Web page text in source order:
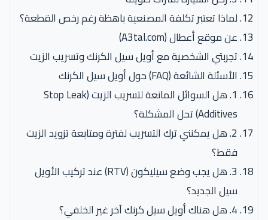
لماذا تعتبر تكلفة المصنعية باهظة رغم رخص القطعة؟
عن موقع أعطال (A3tal.com)
تجربتي الشخصية مع أويل سيل الكرنك وتسريب الزيت
الأسئلة الشائعة (FAQ) حول أويل سيل الكرنك
1. هل السوائل المانعة لتسريب الزيت (Stop Leak
Additives) تحل المشكلة؟
2. هل يمكنني ترك التسريب لفترة ومتابعة تزويد الزيت
فقط؟
3. هل يجب وضع سيليكون (RTV) عند تركيب الأويل
سيل الجديد؟
4. هل هناك أويل سيل كرنك آخر غير الخلفي؟